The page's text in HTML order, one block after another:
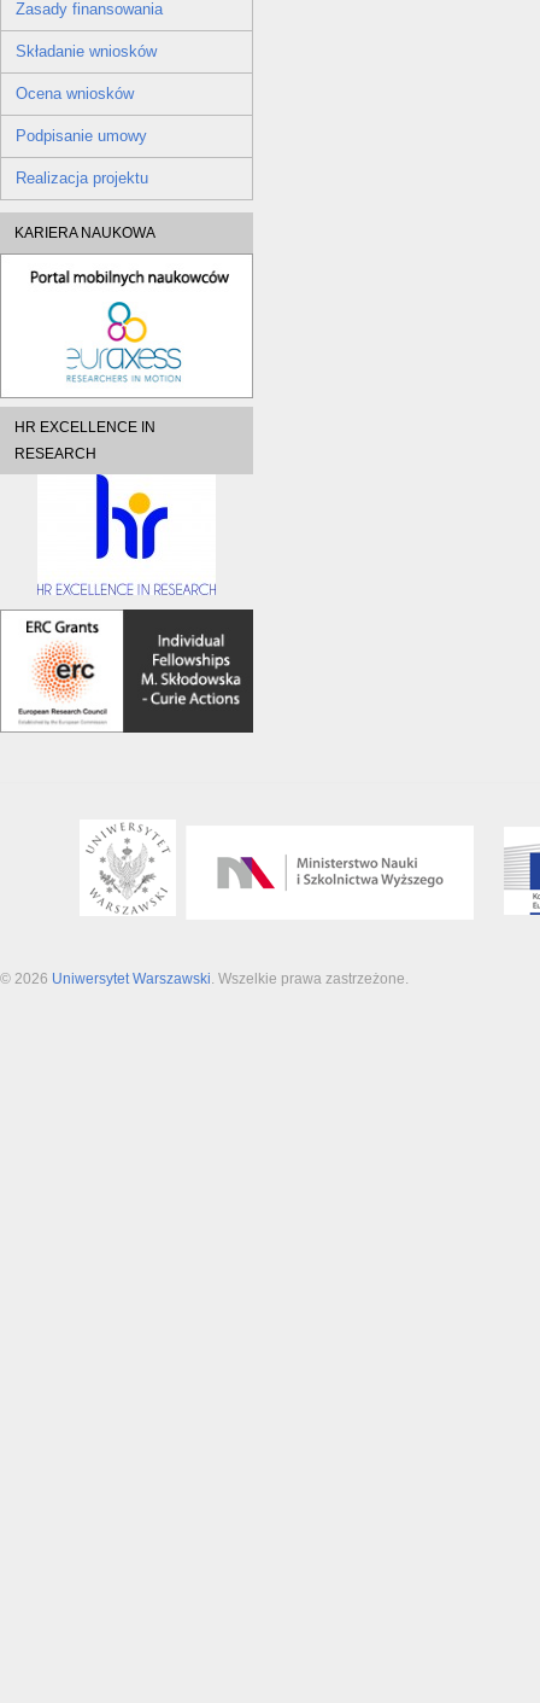
Zasady finansowania
Składanie wniosków
Ocena wniosków
Podpisanie umowy
Realizacja projektu
KARIERA NAUKOWA
HR EXCELLENCE IN
RESEARCH
© 2026 Uniwersytet Warszawski . Wszelkie prawa zastrzeżone.